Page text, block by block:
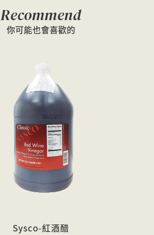
Recommend
你可能也會喜歡的
Sysco-紅酒醋